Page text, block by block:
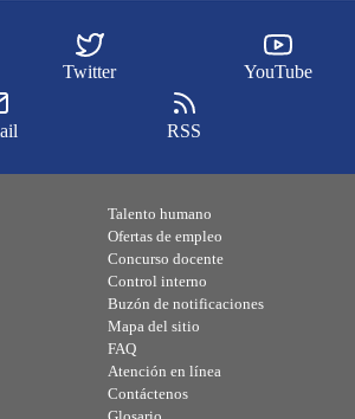
Twitter YouTube
RSS
Talento humano
Ofertas de empleo
Concurso docente
Control interno
Buzón de notificaciones
Mapa del sitio
FAQ
Atención en línea
Contáctenos